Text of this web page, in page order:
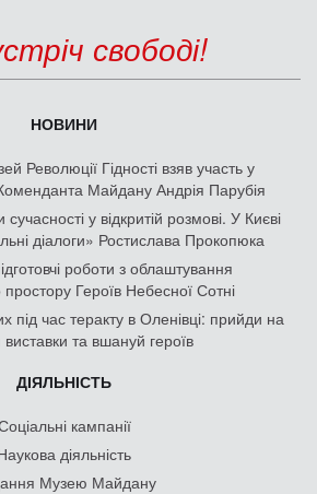
свободі!
НОВИНИ
Революції Гідності взяв участь у
Майдану Андрія Парубія
у відкритій розмові. У Києві
діалоги» Ростислава Прокопюка
роботи з облаштування
Героїв Небесної Сотні
під час теракту в Оленівці: прийди на
виставки та вшануй героїв
ДІЯЛЬНІСТЬ
кампанії
діяльність
Музею Майдану